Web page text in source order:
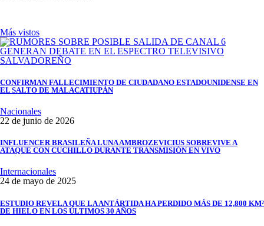
Más vistos
CONFIRMAN FALLECIMIENTO DE CIUDADANO ESTADOUNIDENSE EN
EL SALTO DE MALACATIUPÁN
Nacionales
22 de junio de 2026
INFLUENCER BRASILEÑA LUNA AMBROZEVICIUS SOBREVIVE A
ATAQUE CON CUCHILLO DURANTE TRANSMISIÓN EN VIVO
Internacionales
24 de mayo de 2025
ESTUDIO REVELA QUE LA ANTÁRTIDA HA PERDIDO MÁS DE 12,800 KM²
DE HIELO EN LOS ÚLTIMOS 30 AÑOS